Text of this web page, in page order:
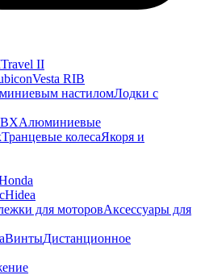
Travel II
Vesta RIB
настиломЛодки с
Алюминиевые
Транцевые колесаЯкоря и
Hidea
для моторовАксессуары для
ВинтыДистанционное